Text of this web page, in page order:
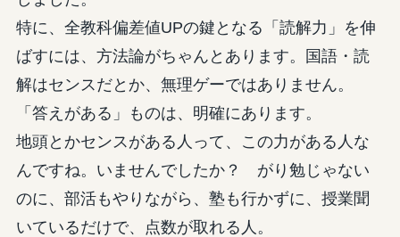
特に、全教科偏差値UPの鍵となる「読解力」を伸
ばすには、方法論がちゃんとあります。国語・読
解はセンスだとか、無理ゲーではありません。
「答えがある」ものは、明確にあります。
地頭とかセンスがある人って、この力がある人な
んですね。いませんでしたか？ がり勉じゃない
のに、部活もやりながら、塾も行かずに、授業聞
いているだけで、点数が取れる人。